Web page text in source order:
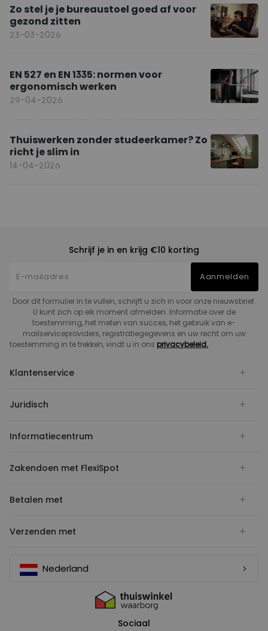
Zo stel je je bureaustoel goed af voor
gezond zitten
23-03-2026
EN 527 en EN 1335: normen voor
ergonomisch werken
29-04-2026
Thuiswerken zonder studeerkamer? Zo
richt je slim in
14-04-2026
Schrijf je in en krijg €10 korting
Aanmelden
Door dit formulier in te vullen, schrijft u zich in voor onze nieuwsbrief.
U kunt zich op elk moment afmelden. Informatie over de
toestemming, het meten van succes, het gebruik van e-
mailserviceproviders, registratiegegevens en uw recht om uw
toestemming in te trekken, vindt u in ons privacybeleid.
Klantenservice
Juridisch
Informatiecentrum
Zakendoen met FlexiSpot
Betalen met
Verzenden met
Nederland
Sociaal